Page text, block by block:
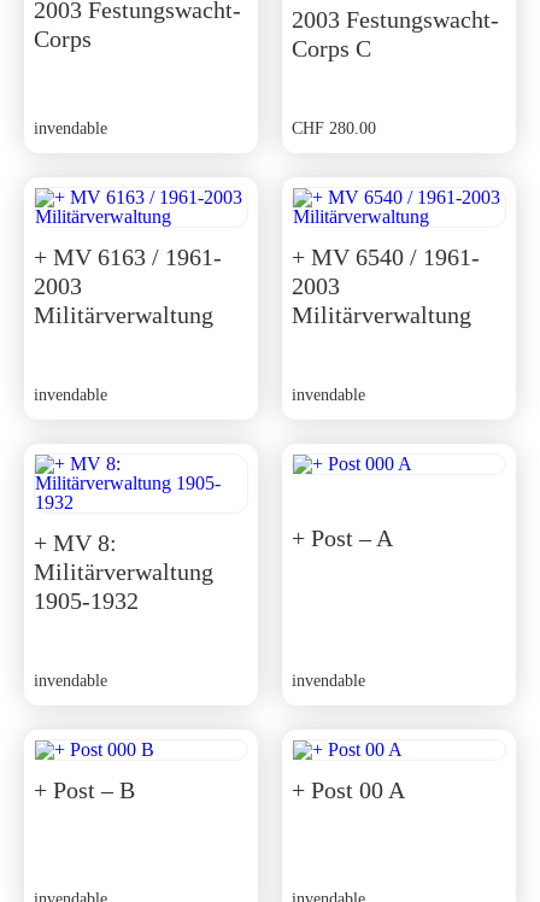
2003 Festungswacht-
Corps
invendable
2003 Festungswacht-
Corps C
CHF 280.00
+ MV 6163 / 1961-
2003
Militärverwaltung
invendable
+ MV 6540 / 1961-
2003
Militärverwaltung
invendable
+ MV 8:
Militärverwaltung
1905-1932
invendable
+ Post – A
invendable
+ Post – B + Post 00 A